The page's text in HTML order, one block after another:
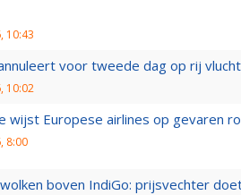
10:43
voor tweede dag op rij vlucht
10:02
wijst Europese airlines op gevaren
8:00
boven IndiGo: prijsvechter